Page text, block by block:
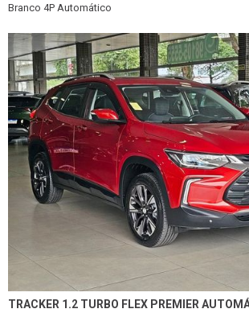
Branco 4P Automático
TRACKER 1.2 TURBO FLEX PREMIER